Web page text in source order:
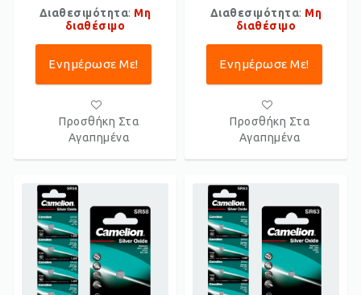
Διαθεσιμότητα: Μη
διαθέσιμο
Ενημέρωσε Με!
Προσθήκη Στα
Αγαπημένα
Διαθεσιμότητα: Μη
διαθέσιμο
Ενημέρωσε Με!
Προσθήκη Στα
Αγαπημένα